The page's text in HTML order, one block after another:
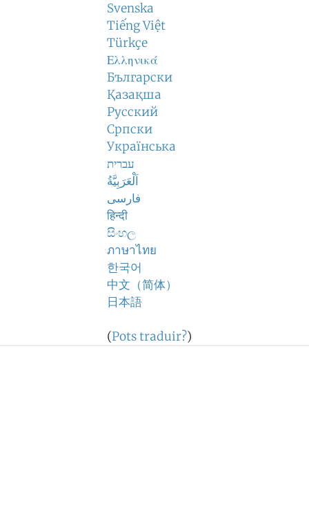
Svenska
Tiếng Việt
Türkçe
Ελληνικά
Български
Қазақша
Русский
Српски
Українська
עברית
اَلْعَرَبِيَّةُ
فارسی
हिन्दी
සිංහල
ภาษาไทย
한국어
中文（简体）
日本語
(Pots traduir?)